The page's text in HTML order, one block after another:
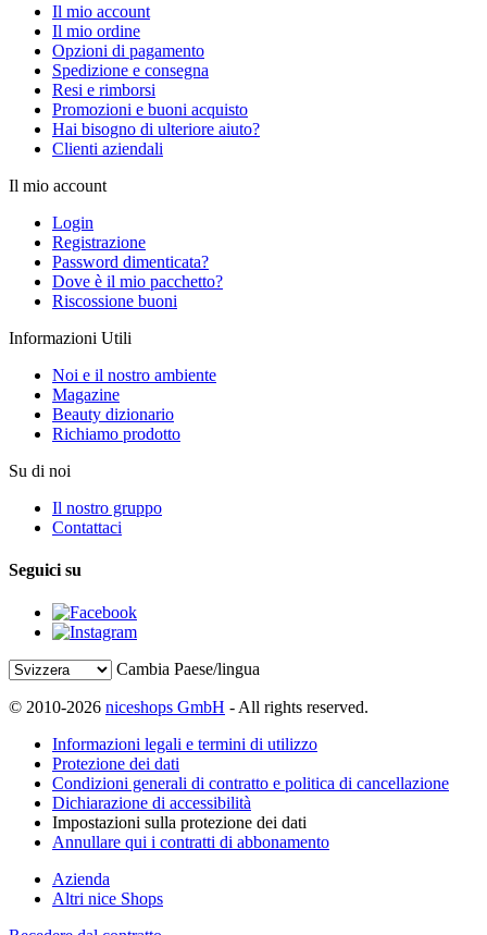
Il mio account
Il mio ordine
Opzioni di pagamento
Spedizione e consegna
Resi e rimborsi
Promozioni e buoni acquisto
Hai bisogno di ulteriore aiuto?
Clienti aziendali
Il mio account
Login
Registrazione
Password dimenticata?
Dove è il mio pacchetto?
Riscossione buoni
Informazioni Utili
Noi e il nostro ambiente
Magazine
Beauty dizionario
Richiamo prodotto
Su di noi
Il nostro gruppo
Contattaci
Seguici su
Cambia Paese/lingua
© 2010-2026 niceshops GmbH - All rights reserved.
Informazioni legali e termini di utilizzo
Protezione dei dati
Condizioni generali di contratto e politica di cancellazione
Dichiarazione di accessibilità
Impostazioni sulla protezione dei dati
Annullare qui i contratti di abbonamento
Azienda
Altri nice Shops